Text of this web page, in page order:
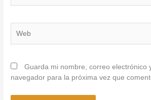
Guarda mi nombre, correo electrónico
navegador para la próxima vez que